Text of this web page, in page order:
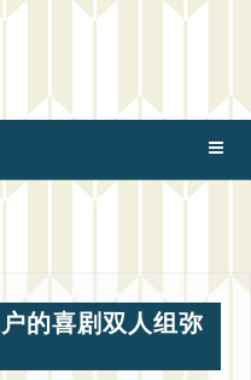
的喜剧双人组弥